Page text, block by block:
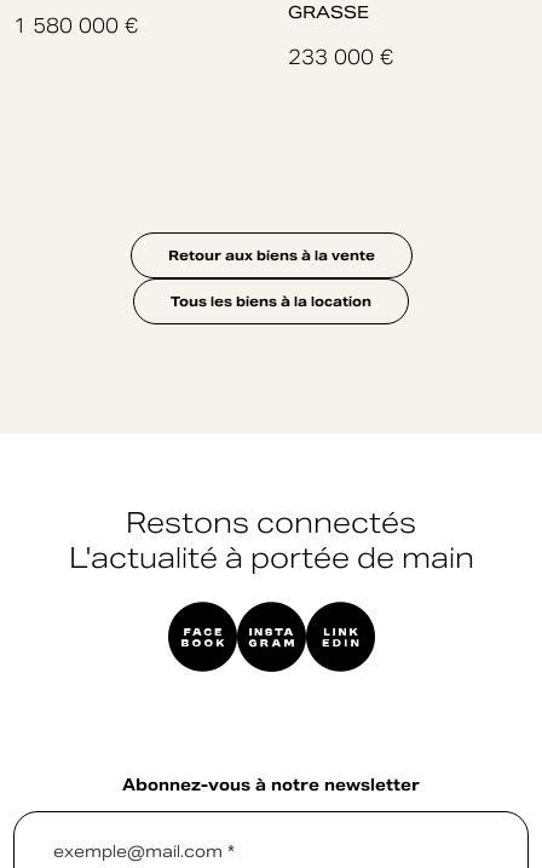
1 580 000 €
GRASSE
233 000 €
Retour aux biens à la vente
Tous les biens à la location
Restons connectés
L'actualité à portée de main
Abonnez-vous à notre newsletter
exemple@mail.com *